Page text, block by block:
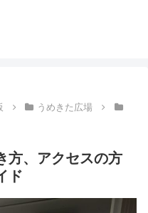
うめきた広場
方、アクセスの方
ド